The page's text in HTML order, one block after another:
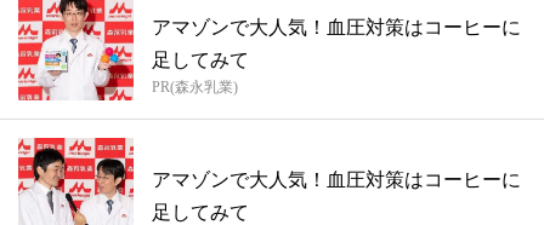
アマゾンで大人気！血圧対策はコーヒーに
足してみて
PR(森永乳業)
アマゾンで大人気！血圧対策はコーヒーに
足してみて